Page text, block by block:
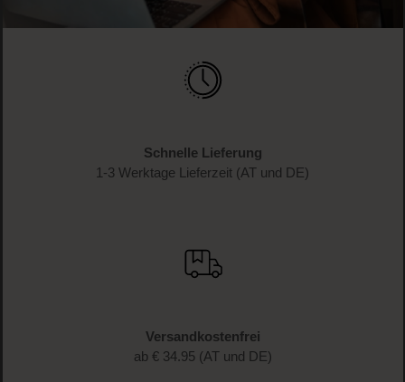
Schnelle Lieferung
1-3 Werktage Lieferzeit (AT und DE)
Versandkostenfrei
ab € 34.95 (AT und DE)